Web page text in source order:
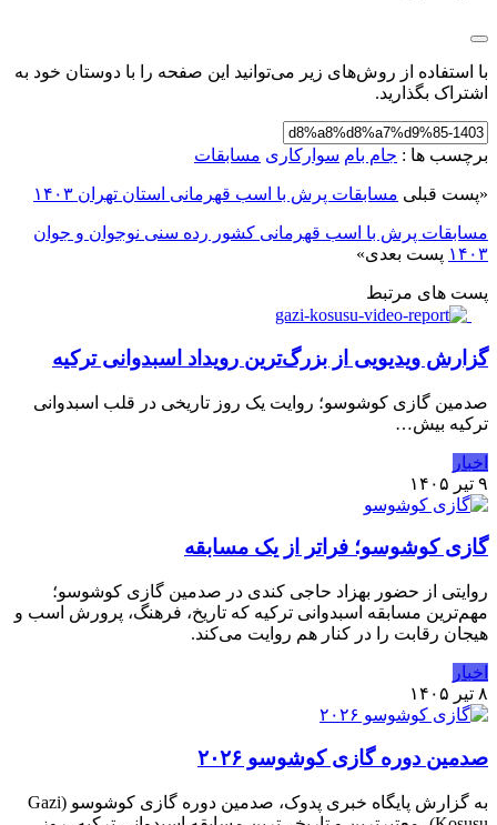
با استفاده از روش‌های زیر می‌توانید این صفحه را با دوستان خود به
اشتراک بگذارید.
برچسب ها : جام بام سوارکاری مسابقات
«پست قبلی مسابقات پرش با اسب قهرمانی استان تهران ۱۴۰۳
مسابقات پرش با اسب قهرمانی کشور رده سنی نوجوان و جوان
۱۴۰۳ پست بعدی»
پست های مرتبط
گزارش ویدیویی از بزرگ‌ترین رویداد اسبدوانی ترکیه
صدمین گازی کوشوسو؛ روایت یک روز تاریخی در قلب اسبدوانی
ترکیه بیش…
اخبار
۹ تیر ۱۴۰۵
گازی کوشوسو؛ فراتر از یک مسابقه
روایتی از حضور بهزاد حاجی کندی در صدمین گازی کوشوسو؛
مهم‌ترین مسابقه اسبدوانی ترکیه که تاریخ، فرهنگ، پرورش اسب و
هیجان رقابت را در کنار هم روایت می‌کند.
اخبار
۸ تیر ۱۴۰۵
صدمین دوره گازی کوشوسو ۲۰۲۶
به گزارش پایگاه خبری پدوک، صدمین دوره گازی کوشوسو (Gazi